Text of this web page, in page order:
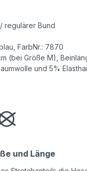
regulärer Bund
FarbNr.: 7870
(bei Größe M),
und 5%
und Länge